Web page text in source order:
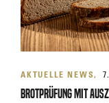
AKTUELLE NEWS
Brotprüfung mit